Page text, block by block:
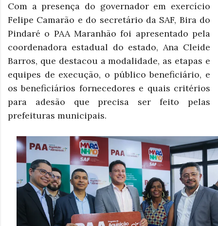
Com a presença do governador em exercício
Felipe Camarão e do secretário da SAF, Bira do
Pindaré o PAA Maranhão foi apresentado pela
coordenadora estadual do estado, Ana Cleide
Barros, que destacou a modalidade, as etapas e
equipes de execução, o público beneficiário, e
os beneficiários fornecedores e quais critérios
para adesão que precisa ser feito pelas
prefeituras municipais.